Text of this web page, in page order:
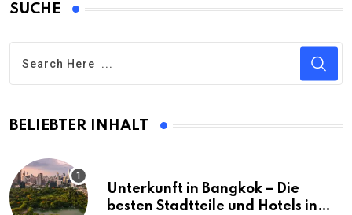
SUCHE
BELIEBTER INHALT
Unterkunft in Bangkok – Die
besten Stadtteile und Hotels in